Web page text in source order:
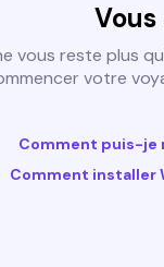
vous reste plus
votre
Comment puis-je
Comment installer